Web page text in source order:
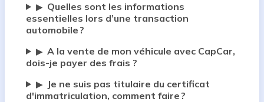
▶ Quelles sont les informations
essentielles lors d’une transaction
automobile ?
▶ A la vente de mon véhicule avec CapCar,
dois-je payer des frais ?
▶
Je ne suis pas titulaire du certificat
d'immatriculation, comment faire ?